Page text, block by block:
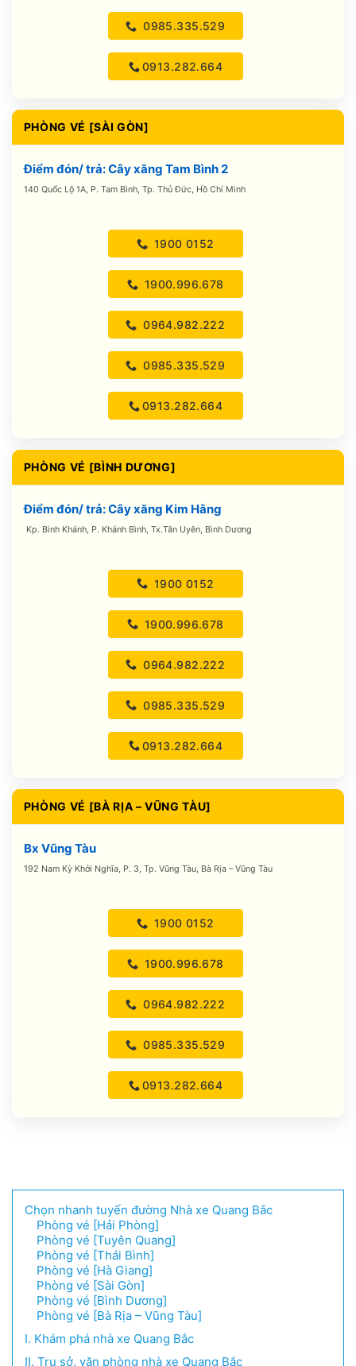
0985.335.529
0913.282.664
PHÒNG VÉ [SÀI GÒN]
Điểm đón/ trả: Cây xăng Tam Bình 2
140 Quốc Lộ 1A, P. Tam Bình, Tp. Thủ Đức, Hồ Chí Minh
1900 0152
1900.996.678
0964.982.222
0985.335.529
0913.282.664
PHÒNG VÉ [BÌNH DƯƠNG]
Điểm đón/ trả: Cây xăng Kim Hằng
Kp. Bình Khánh, P. Khánh Bình, Tx.Tân Uyên, Bình Dương
1900 0152
1900.996.678
0964.982.222
0985.335.529
0913.282.664
PHÒNG VÉ [BÀ RỊA – VŨNG TÀU]
Bx Vũng Tàu
192 Nam Kỳ Khởi Nghĩa, P. 3, Tp. Vũng Tàu, Bà Rịa – Vũng Tàu
1900 0152
1900.996.678
0964.982.222
0985.335.529
0913.282.664
Chọn nhanh tuyến đường Nhà xe Quang Bắc
Phòng vé [Hải Phòng]
Phòng vé [Tuyên Quang]
Phòng vé [Thái Bình]
Phòng vé [Hà Giang]
Phòng vé [Sài Gòn]
Phòng vé [Bình Dương]
Phòng vé [Bà Rịa – Vũng Tàu]
I. Khám phá nhà xe Quang Bắc
II. Trụ sở, văn phòng nhà xe Quang Bắc